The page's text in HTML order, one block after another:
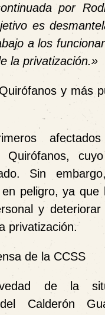
por
es
a los
la privatización.»
y más
Quirófanos,
Sin
peligro, ya que
y deteriorar
privatización.
de la CCSS
de la
Calderón